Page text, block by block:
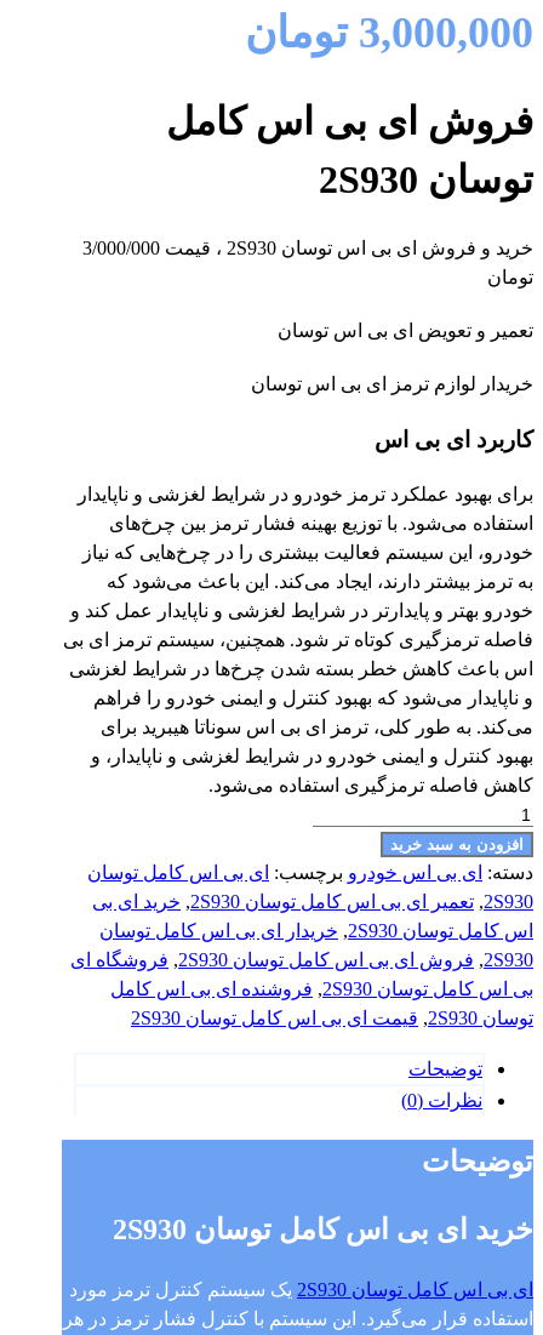
3,000,000 تومان
فروش ای بی اس کامل
توسان 2S930
خرید و فروش ای بی اس توسان 2S930 ، قیمت 3/000/000
تومان
تعمیر و تعویض ای بی اس توسان
خریدار لوازم ترمز ای بی اس توسان
کاربرد ای بی اس
برای بهبود عملکرد ترمز خودرو در شرایط لغزشی و ناپایدار
استفاده می‌شود. با توزیع بهینه فشار ترمز بین چرخ‌های
خودرو، این سیستم فعالیت بیشتری را در چرخ‌هایی که نیاز
به ترمز بیشتر دارند، ایجاد می‌کند. این باعث می‌شود که
خودرو بهتر و پایدارتر در شرایط لغزشی و ناپایدار عمل کند و
فاصله ترمزگیری کوتاه تر شود. همچنین، سیستم ترمز ای بی
اس باعث کاهش خطر بسته شدن چرخ‌ها در شرایط لغزشی
و ناپایدار می‌شود که بهبود کنترل و ایمنی خودرو را فراهم
می‌کند. به طور کلی، ترمز ای بی اس سوناتا هیبرید برای
بهبود کنترل و ایمنی خودرو در شرایط لغزشی و ناپایدار، و
کاهش فاصله ترمزگیری استفاده می‌شود.
ای
بی
اس
کامل
توسان
2S930
عدد
افزودن به سبد خرید
دسته: ای بی اس خودرو برچسب: ای بی اس کامل توسان
2S930
, تعمیر ای بی اس کامل توسان 2S930 , خرید ای بی
اس کامل توسان 2S930
, خریدار ای بی اس کامل توسان
2S930
, فروش ای بی اس کامل توسان 2S930 , فروشگاه ای
بی اس کامل توسان 2S930
, فروشنده ای بی اس کامل
توسان 2S930
, قیمت ای بی اس کامل توسان 2S930
توضیحات
نظرات (0)
توضیحات
خرید ای بی اس کامل توسان 2S930
ای بی اس کامل توسان 2S930
یک سیستم کنترل ترمز مورد
استفاده قرار می‌گیرد. این سیستم با کنترل فشار ترمز در هر